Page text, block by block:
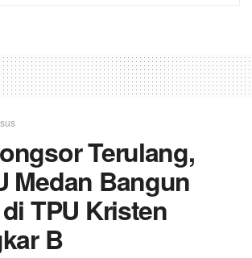
Terulang,
Medan Bangun
TPU Kristen
B